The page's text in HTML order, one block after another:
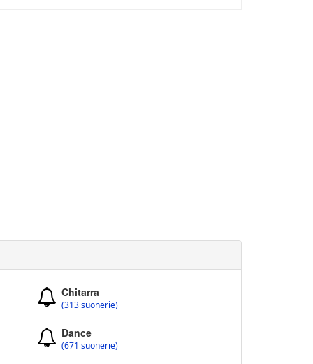
Chitarra
(313 suonerie)
Dance
(671 suonerie)